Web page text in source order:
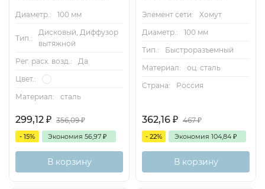
Диаметр.: 100 мм
Тип.:
Дисковый, Диффузор
вытяжной
Рег. расх. возд.:
Да
Цвет.:
Материал: сталь
299,12 ₽ 356,09₽
- 15% Экономия 56,97 ₽
В корзину
Элемент сети:
Хомут
Диаметр.:
100 мм
Тип.:
Быстроразъемный
Материал:
оц. сталь
Страна:
Россия
362,16 ₽ 467₽
- 22% Экономия 104,84 ₽
В корзину